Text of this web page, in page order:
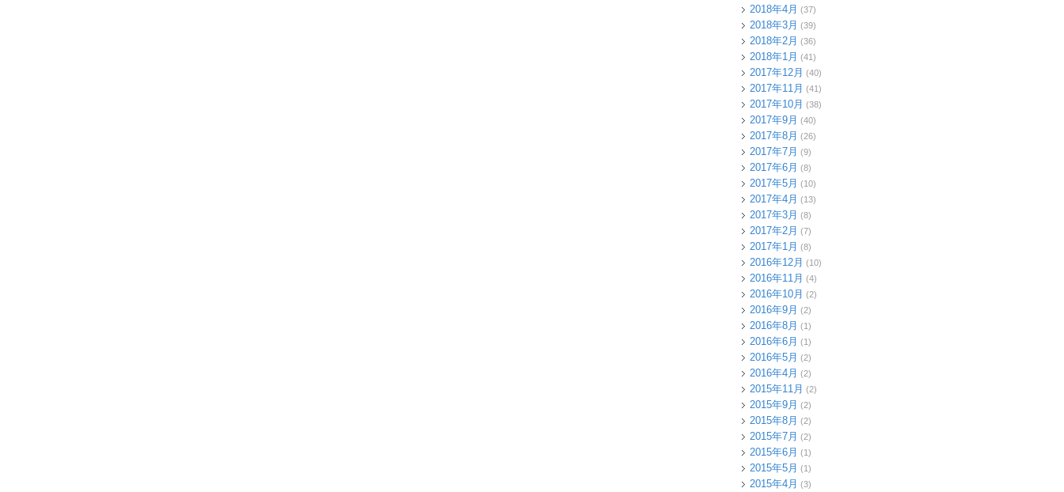
2018年4月 (37)
2018年3月 (39)
2018年2月 (36)
2018年1月 (41)
2017年12月 (40)
2017年11月 (41)
2017年10月 (38)
2017年9月 (40)
2017年8月 (26)
2017年7月 (9)
2017年6月 (8)
2017年5月 (10)
2017年4月 (13)
2017年3月 (8)
2017年2月 (7)
2017年1月 (8)
2016年12月 (10)
2016年11月 (4)
2016年10月 (2)
2016年9月 (2)
2016年8月 (1)
2016年6月 (1)
2016年5月 (2)
2016年4月 (2)
2015年11月 (2)
2015年9月 (2)
2015年8月 (2)
2015年7月 (2)
2015年6月 (1)
2015年5月 (1)
2015年4月 (3)